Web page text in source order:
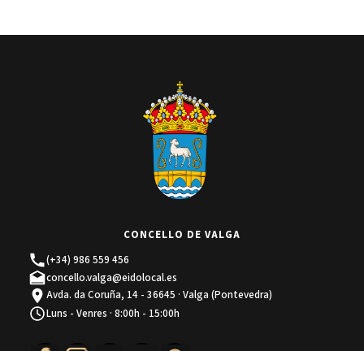
CONCELLO DE VALGA
(+34) 986 559 456
concello.valga@eidolocal.es
Avda. da Coruña, 14 - 36645 · Valga (Pontevedra)
Luns - Venres · 8:00h - 15:00h